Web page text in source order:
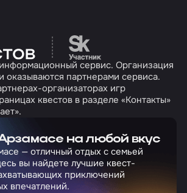
Перейти на сайт
сервис. Организация
оказываются партнерами сервиса.
организаторах игр
квестов в разделе «Контакты»
на любой вкус
— отличный отдых с семьей
вы найдете лучшие квест-
приключений
впечатлений.